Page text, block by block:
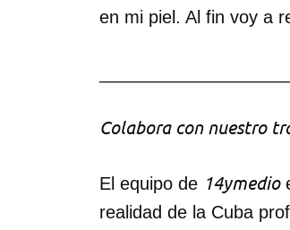
en mi piel. Al fin voy a
Colabora con nuestro
El equipo de 14ymedio
realidad de la Cuba